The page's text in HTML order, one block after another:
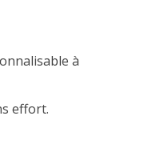
à
effort.